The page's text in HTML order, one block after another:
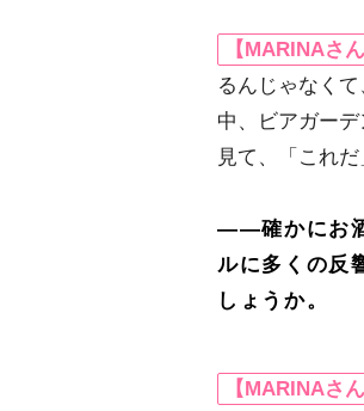
【MARINAさん
るんじゃなく
中、ビアガー
見て、「これだ
――確かにお酒
ルに多くの反
しょうか。
【MARINAさん